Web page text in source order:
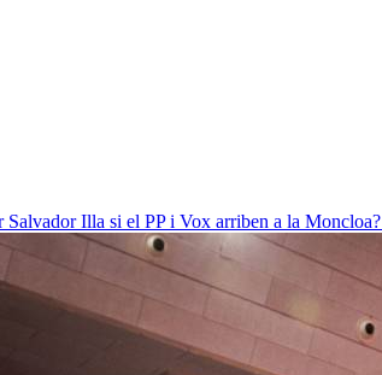
Salvador Illa si el PP i Vox arriben a la Moncloa?